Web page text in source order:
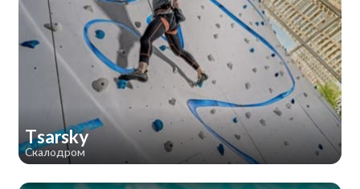
Tsarsky
Скалодром